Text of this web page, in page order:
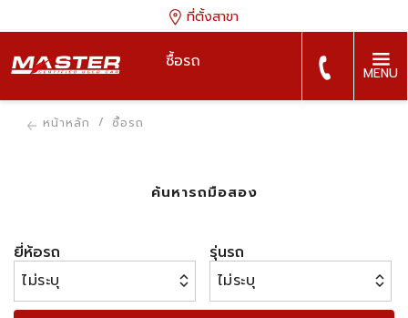
ที่ตั้งสาขา
ซื้อรถ
MENU
หน้าหลัก ซื้อรถ
ค้นหารถมือสอง
ยี่ห้อรถ รุ่นรถ